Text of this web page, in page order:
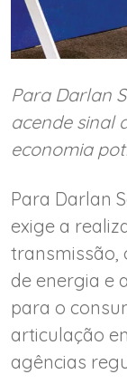
Para Darlan
acende sinal
economia
Para Darlan
exige a
transmissão,
de energia e
para o
articulação
agências